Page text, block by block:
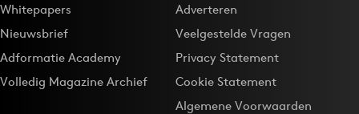
Whitepapers
Nieuwsbrief
Adformatie Academy
Volledig Magazine Archief
Adverteren
Veelgestelde Vragen
Privacy Statement
Cookie Statement
Algemene Voorwaarden